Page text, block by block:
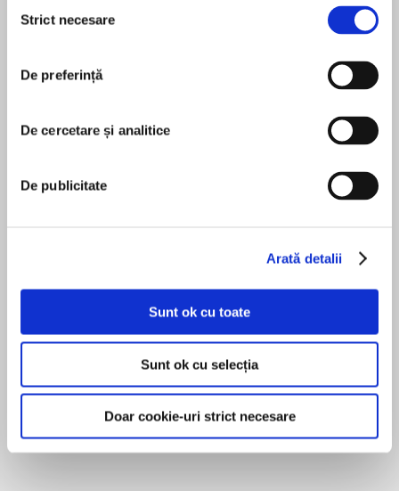
consimțământului
Strict necesare
De preferință
De cercetare și analitice
De publicitate
Arată detalii
Sunt ok cu toate
Sunt ok cu selecția
Doar cookie-uri strict necesare
able to hide the runaways from a search party --
or will the secret passengers be discovered and
În acest moment nu există recenzii
F. N. Monjo
The late F. N. Monjo, author of The Drinking
Gourd, wrote two other popular I Can Read
Rick Adamson